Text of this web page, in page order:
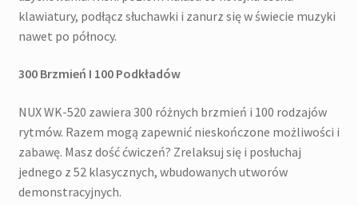
klawiatury, podłącz słuchawki i zanurz się w świecie muzyki
nawet po północy.
300 Brzmień I 100 Podkładów
NUX WK-520 zawiera 300 różnych brzmień i 100 rodzajów
rytmów. Razem mogą zapewnić nieskończone możliwości i
zabawę. Masz dość ćwiczeń? Zrelaksuj się i posłuchaj
jednego z 52 klasycznych, wbudowanych utworów
demonstracyjnych.